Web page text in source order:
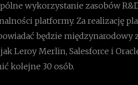
wykorzystanie zasobów
platformy. Za realizację
będzie międzynarodowy
Leroy Merlin, Salesforce i
kolejne 30 osób.